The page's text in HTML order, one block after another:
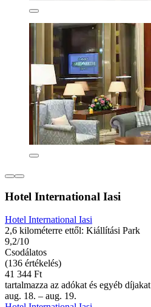
Hotel International Iasi
Hotel International Iasi
2,6 kilométerre ettől: Kiállítási Park
9,2/10
Csodálatos
(136 értékelés)
41 344 Ft
tartalmazza az adókat és egyéb díjakat
aug. 18. – aug. 19.